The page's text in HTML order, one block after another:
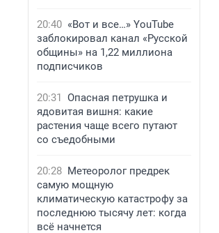
20:40 «Вот и все…» YouTube
заблокировал канал «Русской
общины» на 1,22 миллиона
подписчиков
20:31 Опасная петрушка и
ядовитая вишня: какие
растения чаще всего путают
со съедобными
20:28 Метеоролог предрек
самую мощную
климатическую катастрофу за
последнюю тысячу лет: когда
всё начнется